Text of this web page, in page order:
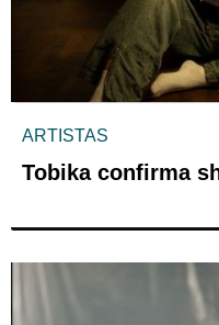
ARTISTAS
Tobika confirma